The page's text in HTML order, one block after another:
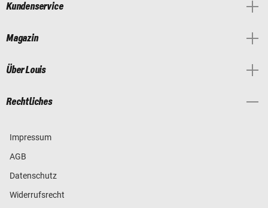
Kundenservice
Magazin
Über Louis
Rechtliches
Impressum
AGB
Datenschutz
Widerrufsrecht